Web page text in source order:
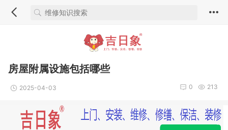
房屋附属设施包括哪些
2025-04-03 213
0